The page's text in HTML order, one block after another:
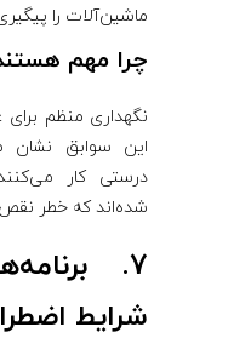
ماشین‌آلات را
چرا مهم
نگهداری منظم
این سوابق نشان
درستی کار
شده‌اند که خطر
7.
شرایط